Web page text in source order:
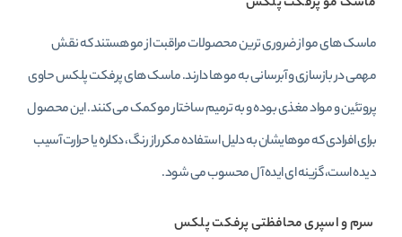
ماسک‌ های مو از ضروری‌ ترین محصولات مراقبت از مو هستند که نقش
مهمی در بازسازی و آبرسانی به مو ها دارند. ماسک‌ های پرفکت پلکس حاوی
پروتئین و مواد مغذی بوده و به ترمیم ساختار مو کمک می‌ کنند. این محصول
برای افرادی که موهایشان به دلیل استفاده مکرر از رنگ، دکلره یا حرارت آسیب
دیده است، گزینه‌ ای ایده‌ آل محسوب می‌ شود.
سرم و اسپری محافظتی پرفکت پلکس